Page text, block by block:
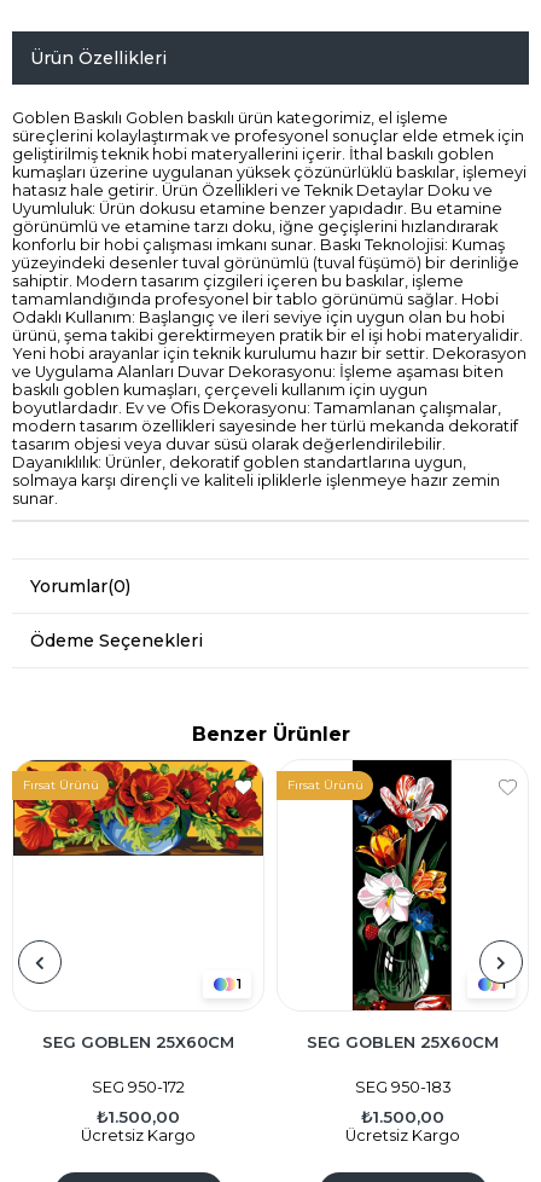
Ürün Özellikleri
Goblen Baskılı Goblen baskılı ürün kategorimiz, el işleme
süreçlerini kolaylaştırmak ve profesyonel sonuçlar elde etmek için
geliştirilmiş teknik hobi materyallerini içerir. İthal baskılı goblen
kumaşları üzerine uygulanan yüksek çözünürlüklü baskılar, işlemeyi
hatasız hale getirir. Ürün Özellikleri ve Teknik Detaylar Doku ve
Uyumluluk: Ürün dokusu etamine benzer yapıdadır. Bu etamine
görünümlü ve etamine tarzı doku, iğne geçişlerini hızlandırarak
konforlu bir hobi çalışması imkanı sunar. Baskı Teknolojisi: Kumaş
yüzeyindeki desenler tuval görünümlü (tuval füşümö) bir derinliğe
sahiptir. Modern tasarım çizgileri içeren bu baskılar, işleme
tamamlandığında profesyonel bir tablo görünümü sağlar. Hobi
Odaklı Kullanım: Başlangıç ve ileri seviye için uygun olan bu hobi
ürünü, şema takibi gerektirmeyen pratik bir el işi hobi materyalidir.
Yeni hobi arayanlar için teknik kurulumu hazır bir settir. Dekorasyon
ve Uygulama Alanları Duvar Dekorasyonu: İşleme aşaması biten
baskılı goblen kumaşları, çerçeveli kullanım için uygun
boyutlardadır. Ev ve Ofis Dekorasyonu: Tamamlanan çalışmalar,
modern tasarım özellikleri sayesinde her türlü mekanda dekoratif
tasarım objesi veya duvar süsü olarak değerlendirilebilir.
Dayanıklılık: Ürünler, dekoratif goblen standartlarına uygun,
solmaya karşı dirençli ve kaliteli ipliklerle işlenmeye hazır zemin
sunar.
Yorumlar(0)
Ödeme Seçenekleri
Benzer Ürünler
1
SEG GOBLEN 25X60CM
SEG 950-172
₺1.500,00
Ücretsiz Kargo
Fırsat Ürünü
1
SEG GOBLEN 25X60CM
SEG 950-183
₺1.500,00
Ücretsiz Kargo
Fırsat Ürünü